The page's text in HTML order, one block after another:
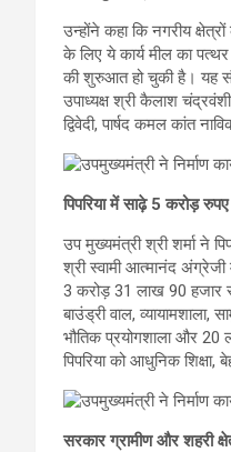
उन्होंने कहा कि नगरीय
के लिए ये कार्य मील का
की शुरुआत हो चुकी है। यह
उपाध्यक्ष श्री कैलाश
द्विवेदी, पार्षद कमल कांत
पिपरिया में साढ़े 5 करोड़
उप मुख्यमंत्री श्री शर्मा ने
श्री स्वामी आत्मानंद
3 करोड़ 31 लाख 90 हजार
बाउंड्री वाल,
भौतिक प्रयोगशाला और 20
पिपरिया को आधुनिक
सरकार ग्रामीण और शहरी